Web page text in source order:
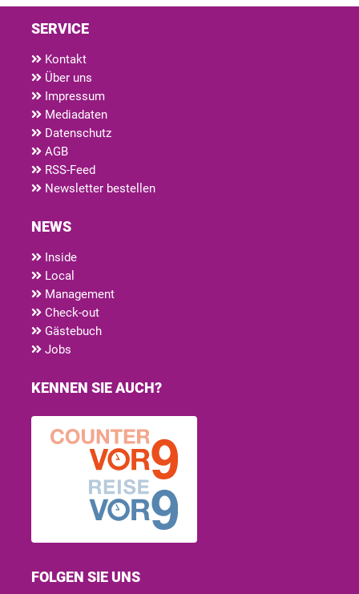
SERVICE
Kontakt
Über uns
Impressum
Mediadaten
Datenschutz
AGB
RSS-Feed
Newsletter bestellen
NEWS
Inside
Local
Management
Check-out
Gästebuch
Jobs
KENNEN SIE AUCH?
FOLGEN SIE UNS